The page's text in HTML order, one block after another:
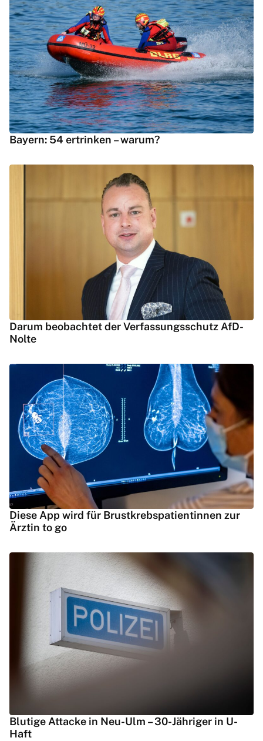
Bayern: 54 ertrinken – warum?
Darum beobachtet der Verfassungsschutz AfD-
Nolte
Diese App wird für Brustkrebspatientinnen zur
Ärztin to go
Blutige Attacke in Neu-Ulm – 30-Jähriger in U-
Haft